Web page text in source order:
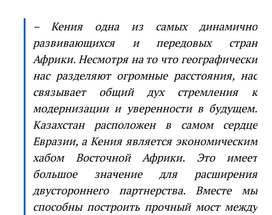
– Кения одна из самых динамично
развивающихся и передовых стран
Африки. Несмотря на то что географически
нас разделяют огромные расстояния, нас
связывает общий дух стремления к
модернизации и уверенности в будущем.
Казахстан расположен в самом сердце
Евразии, а Кения является экономическим
хабом Восточной Африки. Это имеет
большое значение для расширения
двустороннего партнерства. Вместе мы
способны построить прочный мост между